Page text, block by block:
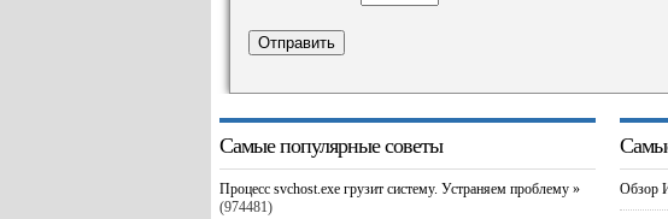
Самые популярные советы
Процесс svchost.exe грузит систему. Устраняем проблему »
(974481)
Обзор